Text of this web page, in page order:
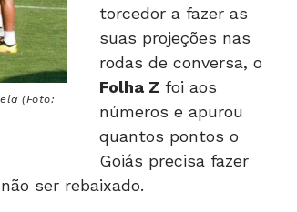
(Foto:
torcedor a fazer as
suas projeções nas
rodas de conversa, o
Folha Z foi aos
números e apurou
quantos pontos o
Goiás precisa fazer
ser rebaixado.